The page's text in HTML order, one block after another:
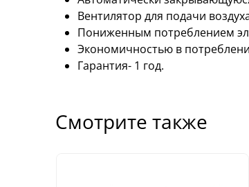
Вентилятор для подачи
Пониженным потреблением
Экономичностью в
Гарантия- 1 год.
Смотрите также